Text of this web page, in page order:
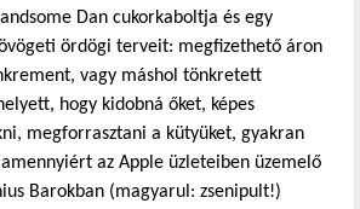
Dan cukorkaboltja és egy
ördögi terveit: megfizethető áron
vagy máshol tönkretett
hogy kidobná őket, képes
megforrasztani a kütyüket, gyakran
az Apple üzleteiben üzemelő
Barokban (magyarul: zsenipult!)